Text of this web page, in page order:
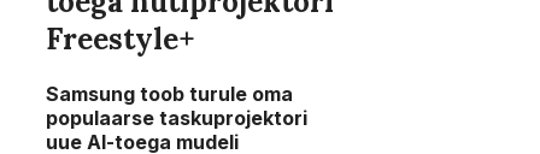
Freestyle+
Samsung toob turule oma
populaarse taskuprojektori
uue AI-toega mudeli